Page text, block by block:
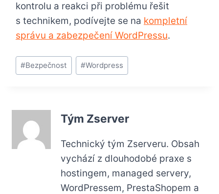
kontrolu a reakci při problému řešit
s technikem, podívejte se na kompletní
správu a zabezpečení WordPressu.
Štítky
příspěvků:
#Bezpečnost #Wordpress
Tým Zserver
Technický tým Zserveru. Obsah
vychází z dlouhodobé praxe s
hostingem, managed servery,
WordPressem, PrestaShopem a